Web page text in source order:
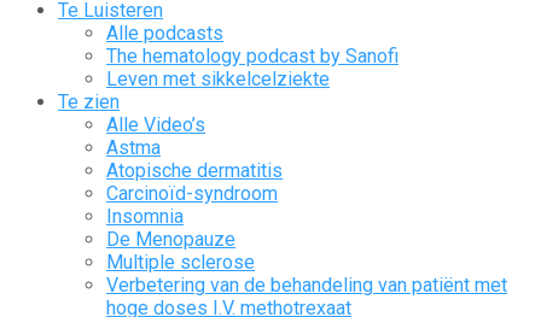
Te Luisteren
Alle podcasts
The hematology podcast by Sanofi
Leven met sikkelcelziekte
Te zien
Alle Video’s
Astma
Atopische dermatitis
Carcinoïd-syndroom
Insomnia
De Menopauze
Multiple sclerose
Verbetering van de behandeling van patiënt met
hoge doses I.V. methotrexaat